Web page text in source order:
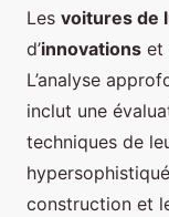
Les voitures de
d’innovations et
L’analyse
inclut une
techniques de
construction et